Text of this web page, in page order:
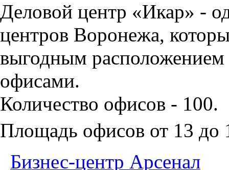
Деловой центр «Икар» -
центров Воронежа,
выгодным
офисами.
Количество офисов - 100.
Площадь офисов от 13 до
Бизнес-центр Арсенал